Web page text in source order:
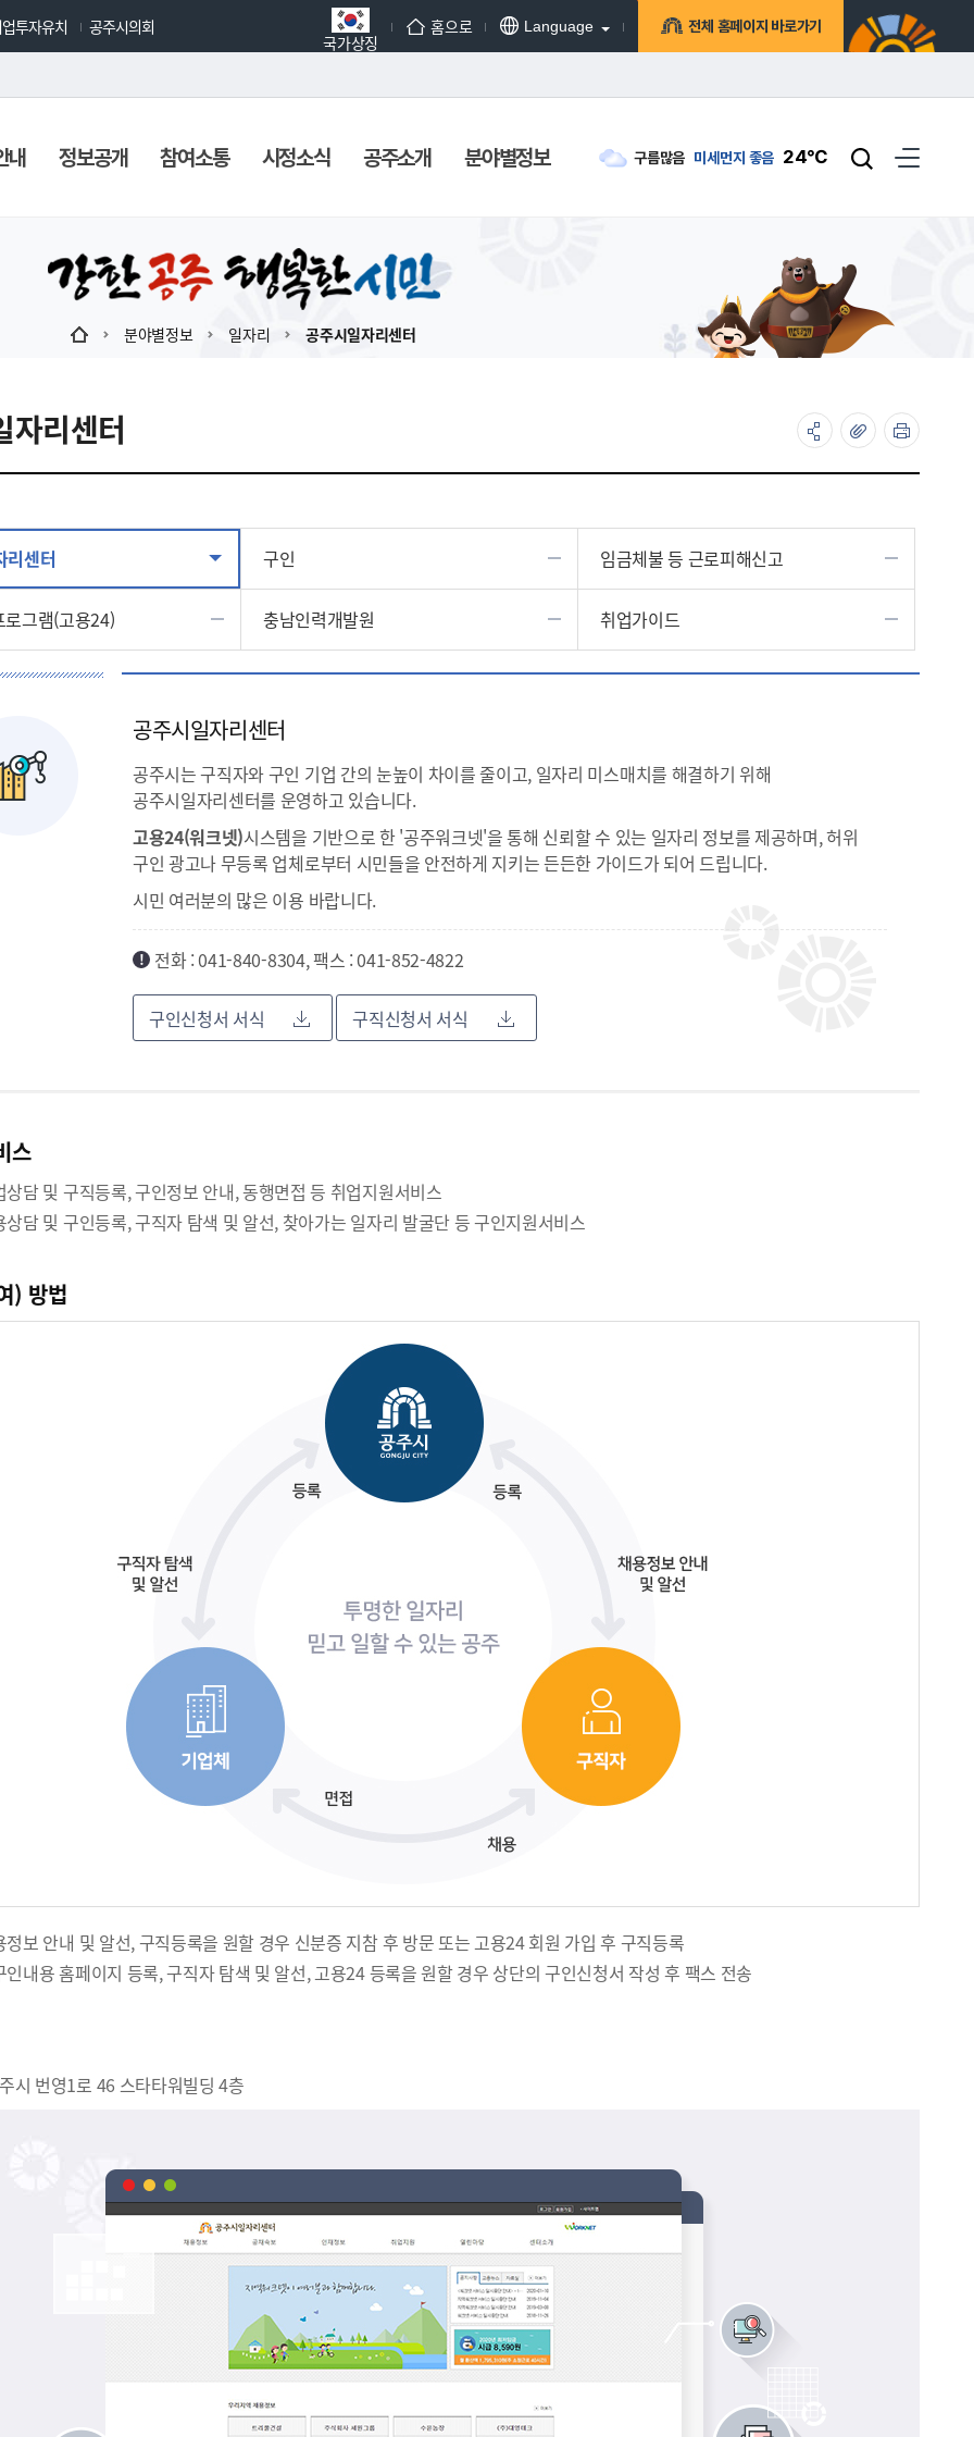
투자유치 공주시의회
국가상징
홈으로 Language 전체 홈페이지 바로가기
구름많음 미세먼지 좋음 24℃
내 정보공개 참여소통 시정소식 공주소개 분야별정보
분야별정보 일자리 공주시일자리센터
자리센터
리센터 구인 임금체불 등 근로피해신고
그램(고용24) 충남인력개발원 취업가이드
공주시일자리센터
공주시는 구직자와 구인 기업 간의 눈높이 차이를 줄이고, 일자리 미스매치를 해결하기 위해
공주시일자리센터를 운영하고 있습니다.
고용24(워크넷)시스템을 기반으로 한 '공주워크넷'을 통해 신뢰할 수 있는 일자리 정보를 제공하며, 허위
구인 광고나 무등록 업체로부터 시민들을 안전하게 지키는 든든한 가이드가 되어 드립니다.
시민 여러분의 많은 이용 바랍니다.
전화 : 041-840-8304, 팩스 : 041-852-4822
구인신청서 서식 구직신청서 서식
스
상담 및 구직등록, 구인정보 안내, 동행면접 등 취업지원서비스
상담 및 구인등록, 구직자 탐색 및 알선, 찾아가는 일자리 발굴단 등 구인지원서비스
) 방법
정보 안내 및 알선, 구직등록을 원할 경우 신분증 지참 후 방문 또는 고용24 회원 가입 후 구직등록
인내용 홈페이지 등록, 구직자 탐색 및 알선, 고용24 등록을 원할 경우 상단의 구인신청서 작성 후 팩스 전송
시 번영1로 46 스타타워빌딩 4층